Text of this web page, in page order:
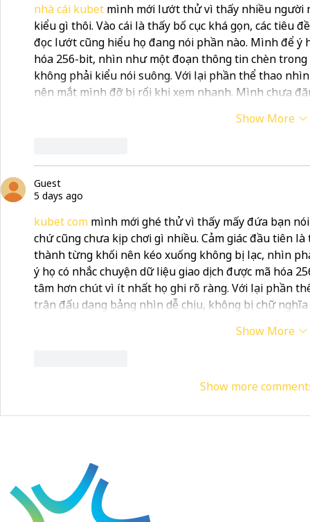
nhà cái kubet mình mới lướt thử vì thấy nhiều người
kiểu gì thôi. Vào cái là thấy bố cục khá gọn, các tiêu
đọc lướt cũng hiểu họ đang nói phần nào. Mình để ý
hóa 256-bit, nhìn như một đoạn thông tin chèn
không phải kiểu nói suông. Với lại phần thể thao
nên mắt mình đỡ bị rối khi xem nhanh. Mình chưa
Show More
Guest
5 days ago
kubet com mình mới ghé thử vì thấy mấy đứa bạn
chứ cũng chưa kịp chơi gì nhiều. Cảm giác đầu tiên
thành từng khối nên kéo xuống không bị lạc, nhìn
ý họ có nhắc chuyện dữ liệu giao dịch được mã hóa
tâm hơn chút vì ít nhất họ ghi rõ ràng. Với lại phần
trận đấu dạng bảng nhìn dễ chịu, không bị chữ
Show More
Show more